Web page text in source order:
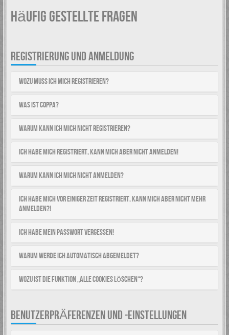
Häufig gestellte Fragen
REGISTRIERUNG UND ANMELDUNG
Wozu muss ich mich registrieren?
Was ist COPPA?
Warum kann ich mich nicht registrieren?
Ich habe mich registriert, kann mich aber nicht anmelden!
Warum kann ich mich nicht anmelden?
Ich habe mich vor einiger Zeit registriert, kann mich aber nicht mehr
anmelden?!
Ich habe mein Passwort vergessen!
Warum werde ich automatisch abgemeldet?
Wozu ist die Funktion „Alle Cookies löschen“?
BENUTZERPRÄFERENZEN UND -EINSTELLUNGEN